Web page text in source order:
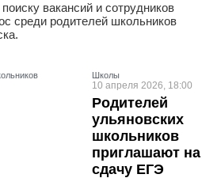
вакансий и сотрудников
среди родителей школьников
Школы
10 апреля 2026, 18:00
Родителей
ульяновских
школьников
приглашают на
сдачу ЕГЭ